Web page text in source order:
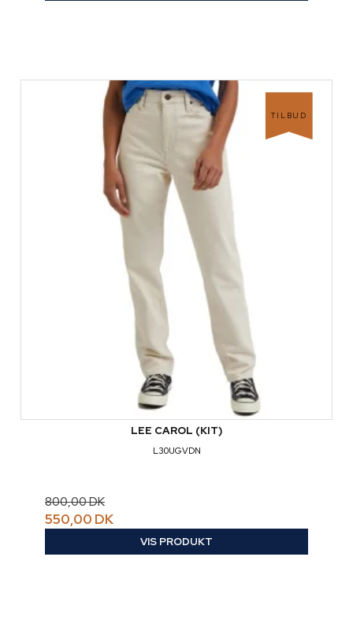
TILBUD
LEE CAROL (KIT)
L30UGVDN
800,00 DK
550,00 DK
VIS PRODUKT